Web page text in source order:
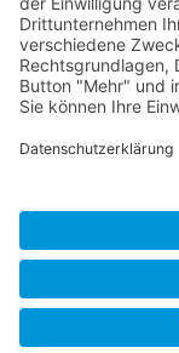
©2024 Sport-